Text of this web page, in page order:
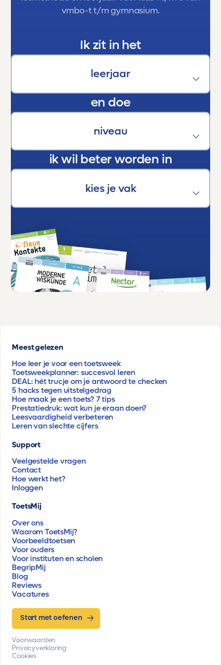
vmbo-t t/m gymnasium.
Ik zit in het
en doe
ik wil beter worden in
Meest gelezen
Hoe leer je voor een toetsweek
Toetsweekplanner: succesvol leren
DEAL: hét trucje om je antwoord te checken
5 hacks tegen uitstelgedrag
Hoe maak je een toets? 7 tips
Prestatiedruk: wat kun je eraan doen?
Leesvaardigheid verbeteren
Leren van slechte cijfers
Support
Veelgestelde vragen
Contact
Hoe werkt het?
Inloggen
ToetsMij
Over ons
Waarom ToetsMij?
Voorbeeldtoetsen
Voor ouders
Voor instituten en scholen
BegripMij
Blog
Reviews
Vacatures
Start met oefenen
Voorwaarden
Privacyverklaring
Cookies